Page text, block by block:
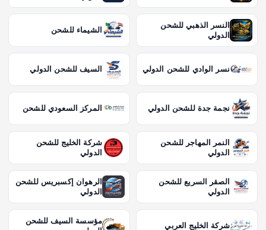
النسر الذهبي للشحن
الدولي
الشيماء للشحن
نسر الوادي للشحن الدولي السيف للشحن الدولي
نجمة جدة للشحن الدولي المركز السعودي للشحن
النمر المهاجر للشحن
الدولي
شركة الخليج للشحن
الدولي
الصقر السريع للشحن
الدولي
الرهوان إكسبريس للشحن
الدولي
شركة الخليج العربي
مؤسسة السيف للشحن